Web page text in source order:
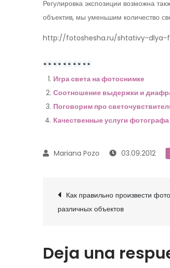
Регулировка экспозиции возможна
объектив, мы уменьшим количество
http://fotoshesha.ru/shtativy-dlya-
Игра света на фотоснимке
Соотношение выдержки и
Поговорим про
Качественные услуги фотографа
03.09.2012
Navegación
de
Как правильно произвести
различных объектов
Deja una